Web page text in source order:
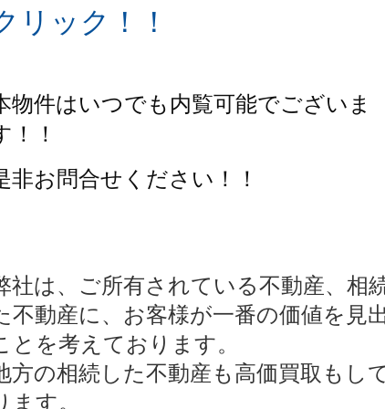
リック！！
物件はいつでも内覧可能でございま
！！
非お問合せください！！
社は、ご所有されている不動産、相
不動産に、お客様が一番の価値を見
とを考えております。
方の相続した不動産も高価買取もし
ます。